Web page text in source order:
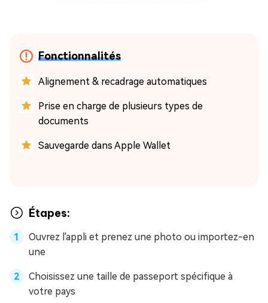
Fonctionnalités
Alignement & recadrage automatiques
Prise en charge de plusieurs types de
documents
Sauvegarde dans Apple Wallet
Étapes:
Ouvrez l'appli et prenez une photo ou importez-en
une
Choisissez une taille de passeport spécifique à
votre pays